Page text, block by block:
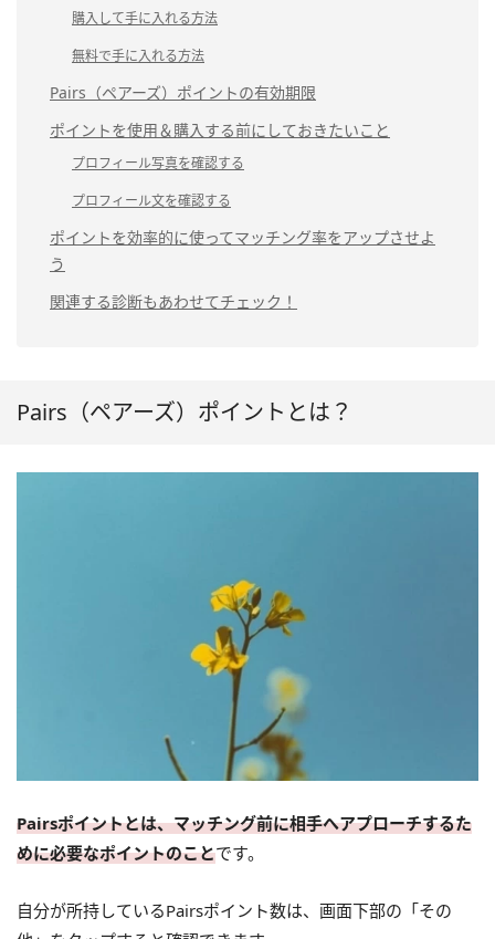
購入して手に入れる方法
無料で手に入れる方法
Pairs（ペアーズ）ポイントの有効期限
ポイントを使用＆購入する前にしておきたいこと
プロフィール写真を確認する
プロフィール文を確認する
ポイントを効率的に使ってマッチング率をアップさせよ
う
関連する診断もあわせてチェック！
Pairs（ペアーズ）ポイントとは？
Pairsポイントとは、マッチング前に相手へアプローチするた
めに必要なポイントのことです。
自分が所持しているPairsポイント数は、画面下部の「その